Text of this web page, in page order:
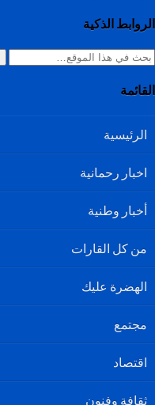
الروابط الذكية
القائمة
الرئيسية
اخبار رحمانية
أخبار وطنية
من كل القارات
الهضرة عليك
مجتمع
اقتصاد
ثقافة وفنون